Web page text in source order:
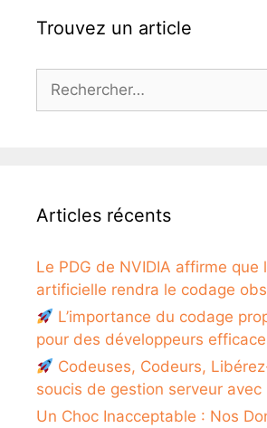
Trouvez un article
Articles récents
Le PDG de NVIDIA affirme que
artificielle rendra le codage
L’importance du codage
pour des développeurs
Codeuses, Codeurs,
soucis de gestion serveur avec
Un Choc Inacceptable : Nos